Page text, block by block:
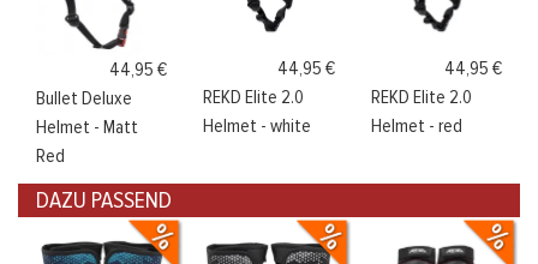
44,95 €
Bullet Deluxe
Helmet - Matt
Red
44,95 €
REKD Elite 2.0
Helmet - white
44,95 €
REKD Elite 2.0
Helmet - red
DAZU PASSEND